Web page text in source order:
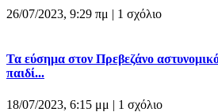
26/07/2023, 9:29 πμ | 1 σχόλιο
Τα εύσημα στον Πρεβεζάνο
παιδί...
18/07/2023, 6:15 μμ | 1 σχόλιο